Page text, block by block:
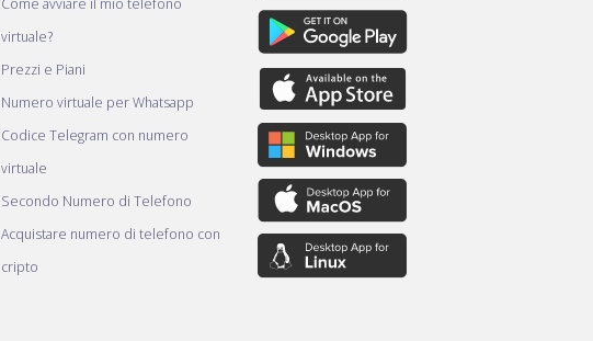
virtuale?
Prezzi e Piani
Numero virtuale per Whatsapp
Codice Telegram con numero
virtuale
Secondo Numero di Telefono
Acquistare numero di telefono con
cripto